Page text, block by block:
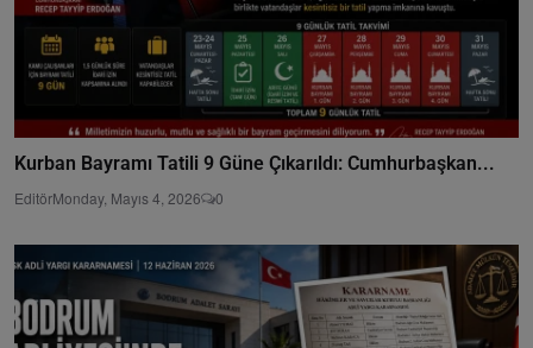
Kurban Bayramı Tatili 9 Güne Çıkarıldı: Cumhurbaşkan...
EditörMonday, Mayıs 4, 2026 0